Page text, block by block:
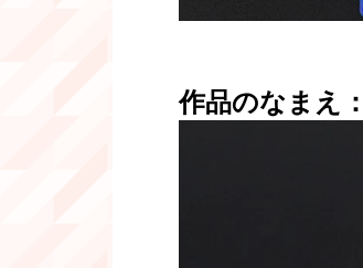
作品のなまえ